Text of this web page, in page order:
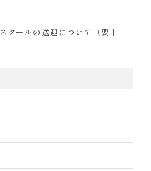
クールの送迎について（要申